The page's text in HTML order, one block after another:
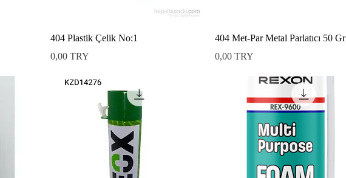
404 Plastik Çelik No:1
Preis
0,00 TRY
404 Met-Par Metal Parlatıcı 50 Gr
Preis
0,00 TRY